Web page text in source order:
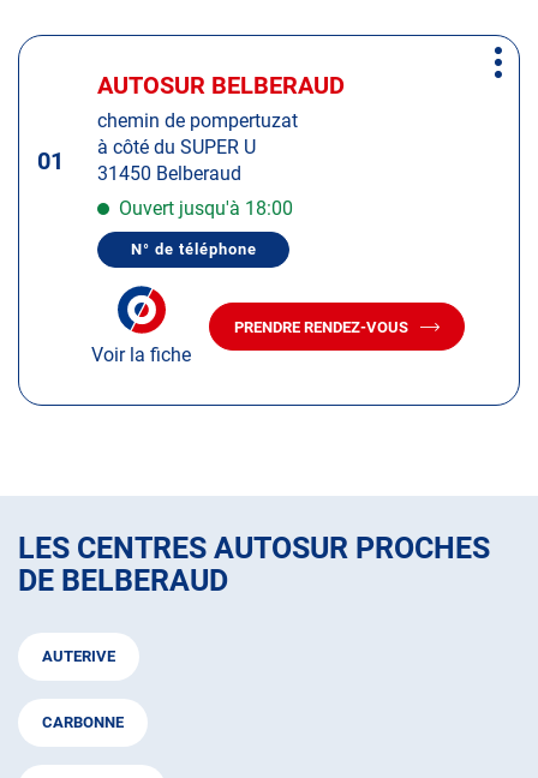
Appuyer
ENTRÉE
informations
01
Centre
AUTOSUR BELBERAUD
chemin de pompertuzat
à côté du SUPER U
31450 Belberaud
Ouvert jusqu'à 18:00
N° de téléphone
AFFICHER
TÉLÉPHONE
BELBERAUD
Voir la fiche
PRENDRE RENDEZ-VOUS
AVEC
Plus
LES CENTRES AUTOSUR PROCHES
DE BELBERAUD
AUTERIVE
CARBONNE